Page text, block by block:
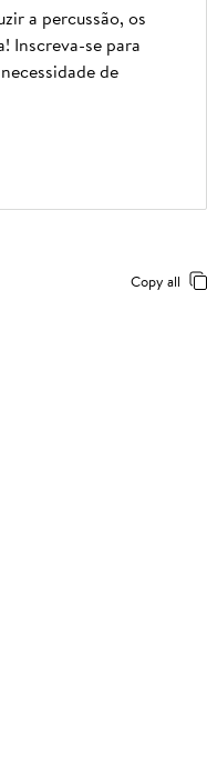
a percussão, os
Inscreva-se para
de
Copy all